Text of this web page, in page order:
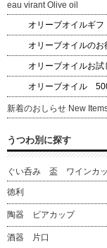
eau virant Olive oil
オリーブオイルギフ
オリーブオイルのお
オリーブオイルお試
オリーブオイル
新着のおしらせ New
うつわ別に探す
ぐい呑み 盃 ワインカ
徳利
陶器 ビアカップ
酒器 片口